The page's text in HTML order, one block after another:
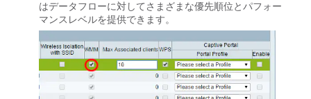
はデータフローに対してさまざまな優先順位とパフォー
マンスレベルを提供できます。